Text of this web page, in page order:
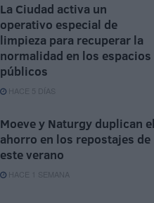
La Ciudad activa un
operativo especial de
limpieza para recuperar la
normalidad en los espacios
públicos
HACE 5 DÍAS
Moeve y Naturgy duplican el
ahorro en los repostajes de
este verano
HACE 1 SEMANA